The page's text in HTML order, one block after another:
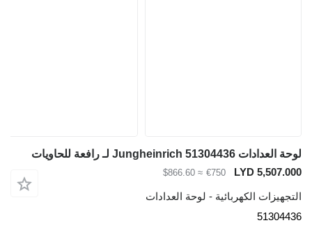
لوحة العدادات Jungheinrich 51304436 لـ رافعة للحاويات
LYD 5,507.000
€750
≈ $866.60
التجهيزات الكهربائية - لوحة العدادات
51304436